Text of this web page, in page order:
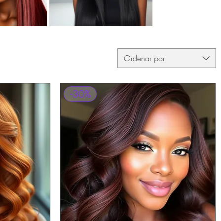
Ordenar por
-30%